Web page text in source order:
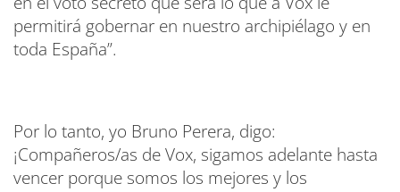
permitirá gobernar en nuestro archipiélago y en
toda España”.
Por lo tanto, yo Bruno Perera, digo:
¡Compañeros/as de Vox, sigamos adelante hasta
vencer porque somos los mejores y los